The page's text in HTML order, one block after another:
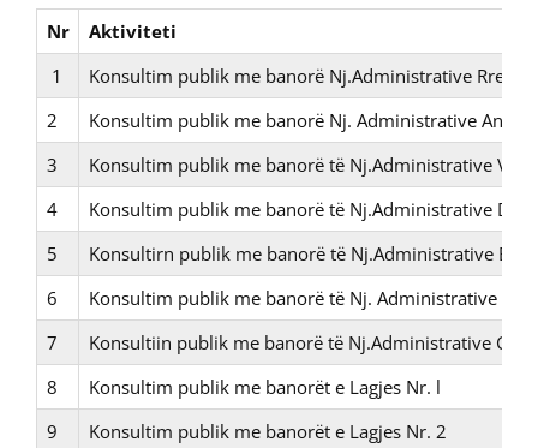
Nr
Aktiviteti
1
Konsultim publik me banorë Nj.Administrative
2
Konsultim publik me banorë Nj. Administrative Ana e
3
Konsultim publik me banorë të Nj.Administrative
4
Konsultim publik me banorë të Nj.Administrative Dajç
5
Konsultirn publik me banorë të Nj.Administrative
6
Konsultim publik me banorë të Nj. Administrative
7
Konsultiin publik me banorë të Nj.Administrative Guri
8
Konsultim publik me banorët e Lagjes Nr. l
9
Konsultim publik me banorët e Lagjes Nr. 2